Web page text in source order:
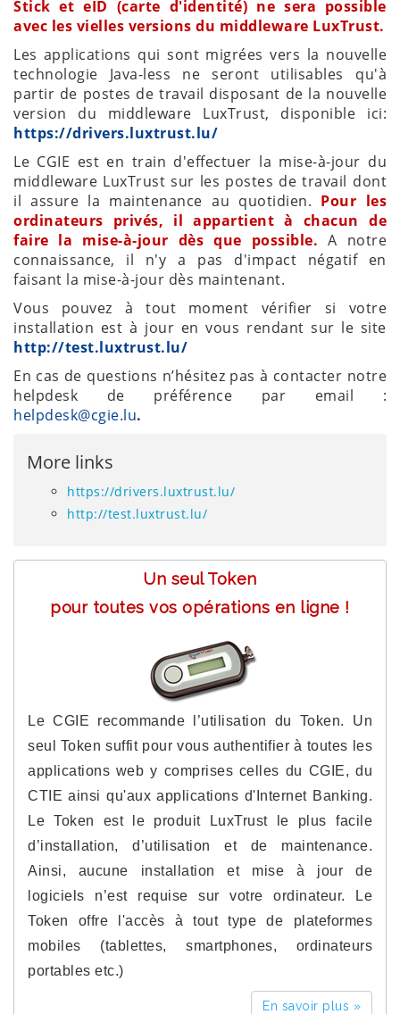
Stick et eID (carte d'identité) ne sera possible
avec les vielles versions du middleware LuxTrust.
Les applications qui sont migrées vers la nouvelle
technologie Java-less ne seront utilisables qu'à
partir de postes de travail disposant de la nouvelle
version du middleware LuxTrust, disponible ici:
https://drivers.luxtrust.lu/
Le CGIE est en train d'effectuer la mise-à-jour du
middleware LuxTrust sur les postes de travail dont
il assure la maintenance au quotidien. Pour les
ordinateurs privés, il appartient à chacun de
faire la mise-à-jour dès que possible. A notre
connaissance, il n'y a pas d'impact négatif en
faisant la mise-à-jour dès maintenant.
Vous pouvez à tout moment vérifier si votre
installation est à jour en vous rendant sur le site
http://test.luxtrust.lu/
En cas de questions n’hésitez pas à contacter notre
helpdesk de préférence par email :
helpdesk@cgie.lu.
More links
https://drivers.luxtrust.lu/
http://test.luxtrust.lu/
Un seul Token
pour toutes vos opérations en ligne !
Le CGIE recommande l’utilisation du Token. Un
seul Token suffit pour vous authentifier à toutes les
applications web y comprises celles du CGIE, du
CTIE ainsi qu'aux applications d'Internet Banking.
Le Token est le produit LuxTrust le plus facile
d’installation, d’utilisation et de maintenance.
Ainsi, aucune installation et mise à jour de
logiciels n’est requise sur votre ordinateur. Le
Token offre l'accès à tout type de plateformes
mobiles (tablettes, smartphones, ordinateurs
portables etc.)
En savoir plus »